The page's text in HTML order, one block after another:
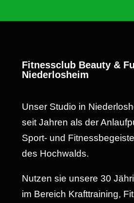
Fitnessclub Beauty &
Niederlosheim
Unser Studio in
seit Jahren als der
Sport- und
des Hochwalds.
Nutzen sie unsere 30
im Bereich Krafttraining,